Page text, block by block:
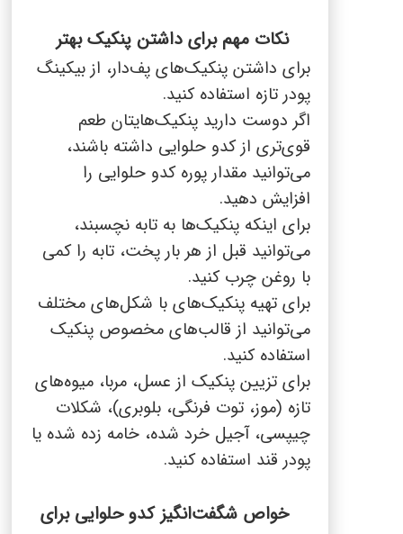
نکات مهم برای داشتن پنکیک بهتر
برای داشتن پنکیک‌های پف‌دار، از بیکینگ
پودر تازه استفاده کنید.
اگر دوست دارید پنکیک‌هایتان طعم
قوی‌تری از کدو حلوایی داشته باشند،
می‌توانید مقدار پوره کدو حلوایی را
افزایش دهید.
برای اینکه پنکیک‌ها به تابه نچسبند،
می‌توانید قبل از هر بار پخت، تابه را کمی
با روغن چرب کنید.
برای تهیه پنکیک‌های با شکل‌های مختلف
می‌توانید از قالب‌های مخصوص پنکیک
استفاده کنید.
برای تزیین پنکیک از عسل، مربا، میوه‌های
تازه (موز، توت فرنگی، بلوبری)، شکلات
چیپسی، آجیل خرد شده، خامه زده شده یا
پودر قند استفاده کنید.
خواص شگفت‌انگیز کدو حلوایی برای